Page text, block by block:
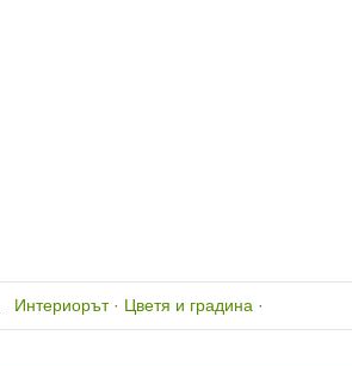
Интериорът· Цветя и градина ·